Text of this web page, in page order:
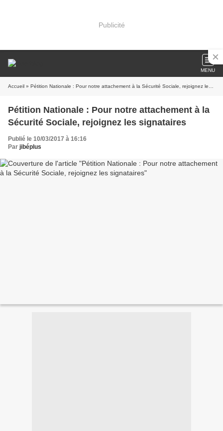
Publicité
MENU
Accueil » Pétition Nationale : Pour notre attachement à la Sécurité Sociale, rejoignez les signataires
Pétition Nationale : Pour notre attachement à la
Sécurité Sociale, rejoignez les signataires
Publié le 10/03/2017 à 16:16
Par jibéplus